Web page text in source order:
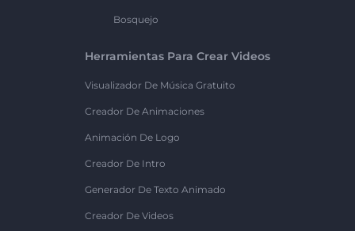
Bosquejo
Herramientas Para Crear Videos
Visualizador De Música Gratuito
Creador De Animaciones
Animación De Logo
Creador De Intro
Generador De Texto Animado
Creador De Videos